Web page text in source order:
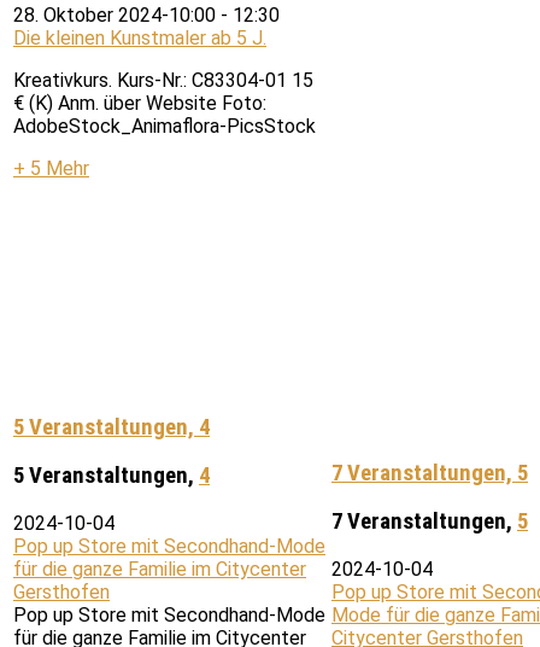
28. Oktober 2024-10:00 - 12:30
Die kleinen Kunstmaler ab 5 J.
Kreativkurs. Kurs-Nr.: C83304-01 15
€ (K) Anm. über Website Foto:
AdobeStock_Animaflora-PicsStock
+ 5 Mehr
5 Veranstaltungen, 4
5 Veranstaltungen, 4
2024-10-04
Pop up Store mit Secondhand-Mode
für die ganze Familie im Citycenter
Gersthofen
Pop up Store mit Secondhand-Mode
für die ganze Familie im Citycenter
7 Veranstaltungen, 5
7 Veranstaltungen, 5
2024-10-04
Pop up Store mit
Mode für die ganze
Citycenter Gersthofen